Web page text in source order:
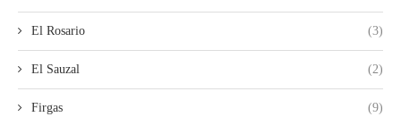
El Rosario (3)
El Sauzal (2)
Firgas (9)